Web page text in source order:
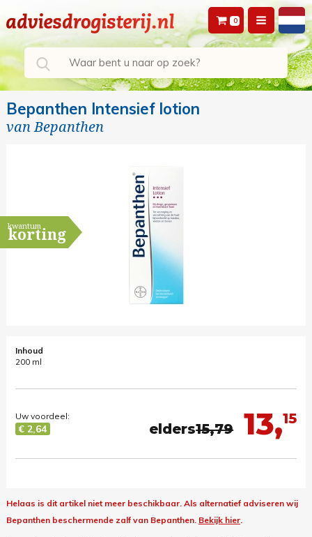
0
Bepanthen Intensief lotion
vanBepanthen
kwantum
korting
Inhoud
200 ml
13,15
elders15,79
Uw voordeel:
€ 2,64
Helaas is dit artikel niet meer beschikbaar. Als alternatief adviseren wij
Bepanthen beschermende zalf van Bepanthen. Bekijk hier.